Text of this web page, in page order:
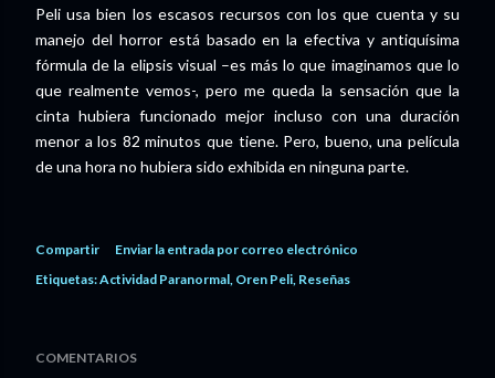
Peli usa bien los escasos recursos con los que cuenta y su
manejo del horror está basado en la efectiva y antiquísima
fórmula de la elipsis visual –es más lo que imaginamos que lo
que realmente vemos-, pero me queda la sensación que la
cinta hubiera funcionado mejor incluso con una duración
menor a los 82 minutos que tiene. Pero, bueno, una película
de una hora no hubiera sido exhibida en ninguna parte.
Compartir
Enviar la entrada por correo electrónico
Etiquetas:Actividad Paranormal Oren Peli Reseñas
COMENTARIOS